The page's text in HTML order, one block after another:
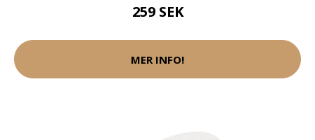
259 SEK
MER INFO!